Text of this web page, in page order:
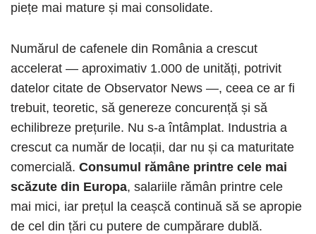
piețe mai mature și mai consolidate.
Numărul de cafenele din România a crescut
accelerat — aproximativ 1.000 de unități, potrivit
datelor citate de Observator News —, ceea ce ar fi
trebuit, teoretic, să genereze concurență și să
echilibreze prețurile. Nu s-a întâmplat. Industria a
crescut ca număr de locații, dar nu și ca maturitate
comercială. Consumul rămâne printre cele mai
scăzute din Europa, salariile rămân printre cele
mai mici, iar prețul la ceașcă continuă să se apropie
de cel din țări cu putere de cumpărare dublă.